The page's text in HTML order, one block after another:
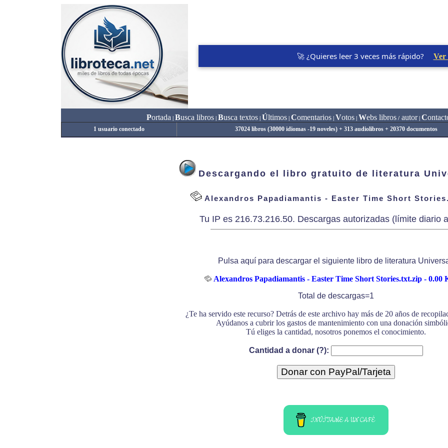
🚀 ¿Quieres leer 3 veces más rápido? Ver
Portada Busca libros| Busca textos| Últimos| Comentarios| Votos| Webs libros/autor| C
1 usuario conectado 37024 libros (30000 idiomas -19 noveles) + 313 audiolibros + 20370 documentos
Descargando el libro gratuito de literatura
Alexandros Papadiamantis - Easter Time Short
Tu IP es 216.73.216.50. Descargas autorizadas (límite diario
Pulsa aquí para descargar el siguiente libro de literatura
Alexandros Papadiamantis - Easter Time Short Stories.txt.zip - 0.00
Total de descargas=1
¿Te ha servido este recurso? Detrás de este archivo hay más de 20 años de
Ayúdanos a cubrir los gastos de mantenimiento con una donación
Tú eliges la cantidad, nosotros ponemos el conocimiento.
Cantidad a donar (?):
INVÍTAME A UN CAFÉ